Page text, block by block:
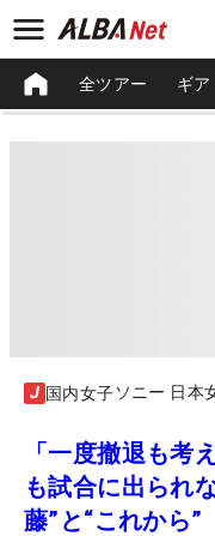
全ツアー ギア
国内女子ソニー 日本
「一度撤退も
も試合に出られ
藤”と“これから”